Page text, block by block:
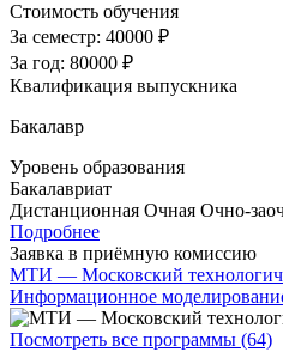
Стоимость обучения
За семестр: 40000 ₽
За год: 80000 ₽
Квалификация выпускника
Бакалавр
Уровень образования
Бакалавриат
Дистанционная Очная Очно-
Подробнее
Заявка в приёмную комиссию
МТИ — Московский
Информационное
Посмотреть все программы (64)